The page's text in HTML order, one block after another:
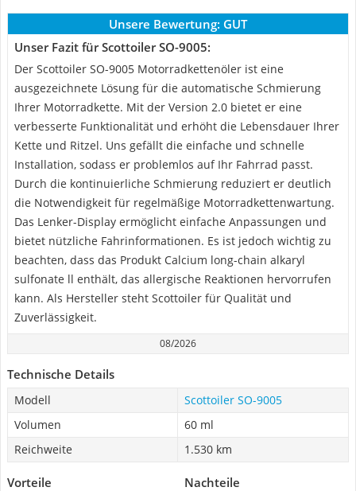
Unsere Bewertung: GUT
Unser Fazit für Scottoiler SO-9005:
Der Scottoiler SO-9005 Motorradkettenöler ist eine
ausgezeichnete Lösung für die automatische Schmierung
Ihrer Motorradkette. Mit der Version 2.0 bietet er eine
verbesserte Funktionalität und erhöht die Lebensdauer Ihrer
Kette und Ritzel. Uns gefällt die einfache und schnelle
Installation, sodass er problemlos auf Ihr Fahrrad passt.
Durch die kontinuierliche Schmierung reduziert er deutlich
die Notwendigkeit für regelmäßige Motorradkettenwartung.
Das Lenker-Display ermöglicht einfache Anpassungen und
bietet nützliche Fahrinformationen. Es ist jedoch wichtig zu
beachten, dass das Produkt Calcium long-chain alkaryl
sulfonate ll enthält, das allergische Reaktionen hervorrufen
kann. Als Hersteller steht Scottoiler für Qualität und
Zuverlässigkeit.
08/2026
Technische Details
Modell
Scottoiler SO-9005
Volumen
60 ml
Reichweite
1.530 km
Vorteile Nachteile